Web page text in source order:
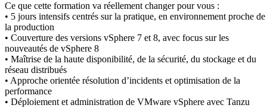
Ce que cette formation va réellement changer pour vous :
• 5 jours intensifs centrés sur la pratique, en environnement proche de
la production
• Couverture des versions vSphere 7 et 8, avec focus sur les
nouveautés de vSphere 8
• Maîtrise de la haute disponibilité, de la sécurité, du stockage et du
réseau distribués
• Approche orientée résolution d’incidents et optimisation de la
performance
• Déploiement et administration de VMware vSphere avec Tanzu